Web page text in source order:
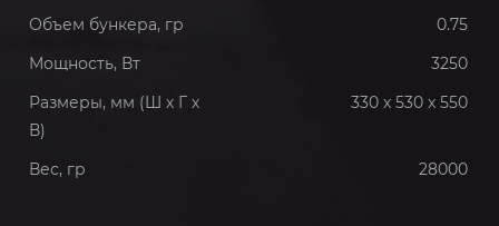
Объем бункера, гр
0.75
Мощность, Вт
3250
Размеры, мм (Ш х Г х
В)
330 х 530 x 550
Вес, гр 28000